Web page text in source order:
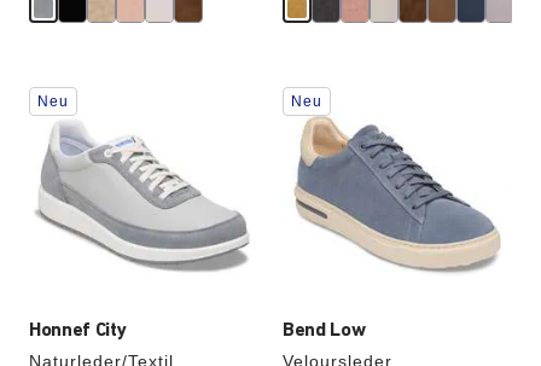
Honnef City
Naturleder/Textil
Durch
Anklicken
Farben
werden
die
Produktbilder
aktualisiert.
Neu
Bend Low
Veloursleder
Durch
Anklicken
Farben
werden
die
Produktbilder
aktualisiert.
Neu